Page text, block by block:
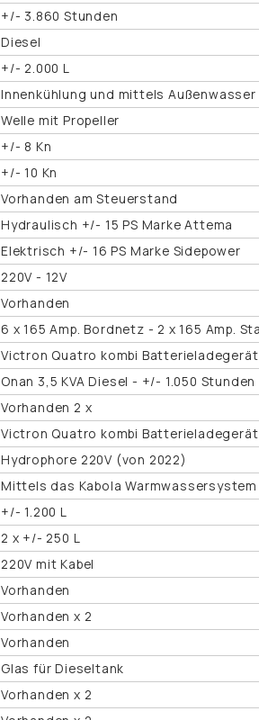
+/- 3.860 Stunden
Diesel
+/- 2.000 L
Innenkühlung und mittels Außenwasser
Welle mit Propeller
+/- 8 Kn
+/- 10 Kn
Vorhanden am Steuerstand
Hydraulisch +/- 15 PS Marke Attema
Elektrisch +/- 16 PS Marke Sidepower
220V - 12V
Vorhanden
6 x 165 Amp. Bordnetz - 2 x 165 Amp.
Victron Quatro kombi
Onan 3,5 KVA Diesel - +/- 1.050 Stunden
Vorhanden 2 x
Victron Quatro kombi
Hydrophore 220V (von 2022)
Mittels das Kabola Warmwassersystem
+/- 1.200 L
2 x +/- 250 L
220V mit Kabel
Vorhanden
Vorhanden x 2
Vorhanden
Glas für Dieseltank
Vorhanden x 2